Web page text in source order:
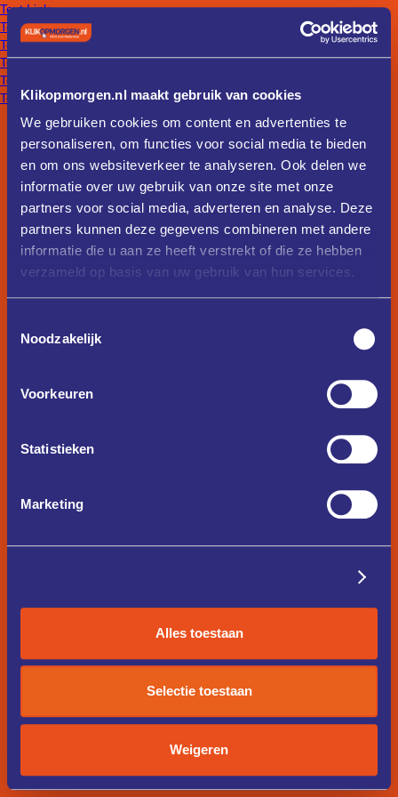
Klikopmorgen.nl maakt gebruik van cookies
We gebruiken cookies om content en advertenties te
personaliseren, om functies voor social media te bieden
en om ons websiteverkeer te analyseren. Ook delen we
informatie over uw gebruik van onze site met onze
partners voor social media, adverteren en analyse. Deze
partners kunnen deze gegevens combineren met andere
informatie die u aan ze heeft verstrekt of die ze hebben
verzameld op basis van uw gebruik van hun services.
Noodzakelijk
Voorkeuren
Statistieken
Marketing
Alles toestaan
Selectie toestaan
Weigeren
Text Link
Text Link
Text Link
Text Link
Text Link
Text Link